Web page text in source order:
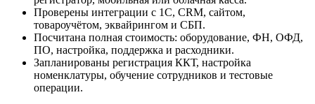
Проверены интеграции с 1С, CRM, сайтом,
товароучётом, эквайрингом и СБП.
Посчитана полная стоимость: оборудование, ФН, ОФД,
ПО, настройка, поддержка и расходники.
Запланированы регистрация ККТ, настройка
номенклатуры, обучение сотрудников и тестовые
операции.